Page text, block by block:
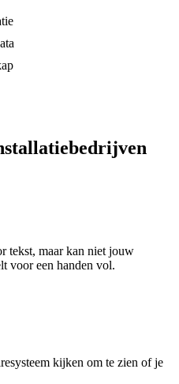
tekst, maar kan niet jouw
voor een handen vol.
kijken om te zien of je